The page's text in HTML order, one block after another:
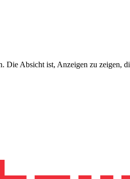
Absicht ist, Anzeigen zu zeigen,